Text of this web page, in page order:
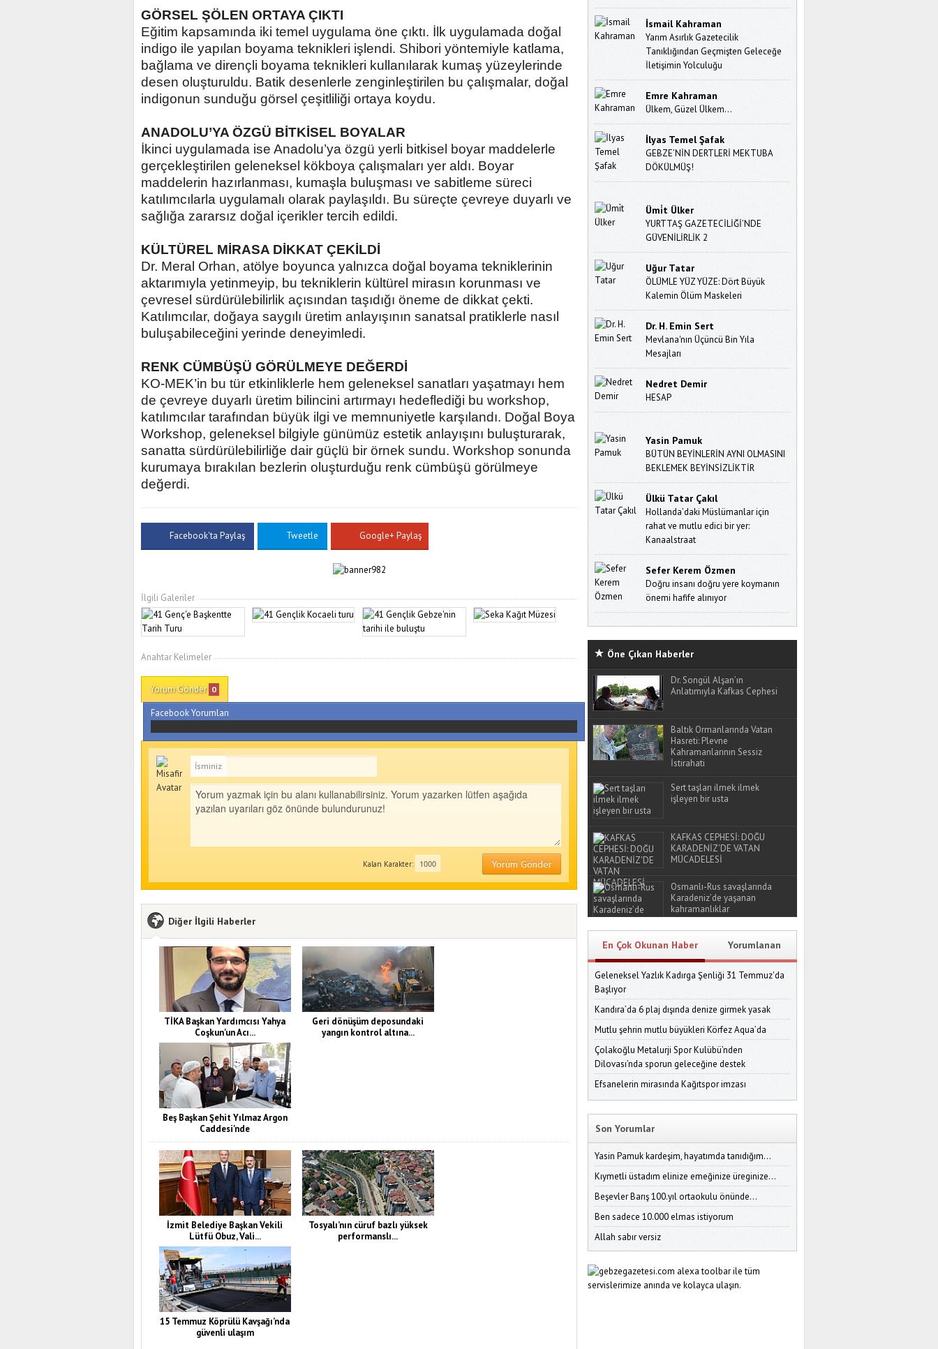
GÖRSEL ŞÖLEN ORTAYA ÇIKTI
Eğitim kapsamında iki temel uygulama öne çıktı. İlk uygulamada doğal
indigo ile yapılan boyama teknikleri işlendi. Shibori yöntemiyle katlama,
bağlama ve dirençli boyama teknikleri kullanılarak kumaş yüzeylerinde
desen oluşturuldu. Batik desenlerle zenginleştirilen bu çalışmalar, doğal
indigonun sunduğu görsel çeşitliliği ortaya koydu.
ANADOLU’YA ÖZGÜ BİTKİSEL BOYALAR
İkinci uygulamada ise Anadolu’ya özgü yerli bitkisel boyar maddelerle
gerçekleştirilen geleneksel kökboya çalışmaları yer aldı. Boyar
maddelerin hazırlanması, kumaşla buluşması ve sabitleme süreci
katılımcılarla uygulamalı olarak paylaşıldı. Bu süreçte çevreye duyarlı ve
sağlığa zararsız doğal içerikler tercih edildi.
KÜLTÜREL MİRASA DİKKAT ÇEKİLDİ
Dr. Meral Orhan, atölye boyunca yalnızca doğal boyama tekniklerinin
aktarımıyla yetinmeyip, bu tekniklerin kültürel mirasın korunması ve
çevresel sürdürülebilirlik açısından taşıdığı öneme de dikkat çekti.
Katılımcılar, doğaya saygılı üretim anlayışının sanatsal pratiklerle nasıl
buluşabileceğini yerinde deneyimledi.
RENK CÜMBÜŞÜ GÖRÜLMEYE DEĞERDİ
KO-MEK’in bu tür etkinliklerle hem geleneksel sanatları yaşatmayı hem
de çevreye duyarlı üretim bilincini artırmayı hedeflediği bu workshop,
katılımcılar tarafından büyük ilgi ve memnuniyetle karşılandı. Doğal Boya
Workshop, geleneksel bilgiyle günümüz estetik anlayışını buluşturarak,
sanatta sürdürülebilirliğe dair güçlü bir örnek sundu. Workshop sonunda
kurumaya bırakılan bezlerin oluşturduğu renk cümbüşü görülmeye
değerdi.
Facebook'ta Paylaş Tweetle Google+ Paylaş
İlgili Galeriler
Anahtar Kelimeler
Yorum Gönder 0
Facebook Yorumları
İsminiz
Yorum Gönder
Kalan Karakter:
Diğer İlgili Haberler
TİKA Başkan Yardımcısı Yahya
Coşkun'un Acı...
Geri dönüşüm deposundaki
yangın kontrol altına...
Beş Başkan Şehit Yılmaz Argon
Caddesi'nde
İzmit Belediye Başkan Vekili
Lütfü Obuz, Vali...
Tosyalı’nın cüruf bazlı yüksek
performanslı...
15 Temmuz Köprülü Kavşağı’nda
güvenli ulaşım
İsmail Kahraman
Yarım Asırlık Gazetecilik
Tanıklığından Geçmişten Geleceğe
İletişimin Yolculuğu
Emre Kahraman
Ülkem, Güzel Ülkem…
İlyas Temel Şafak
GEBZE’NİN DERTLERİ MEKTUBA
DÖKÜLMÜŞ!
Ümi̇t Ülker
YURTTAŞ GAZETECİLİĞİ’NDE
GÜVENİLİRLİK 2
Uğur Tatar
ÖLÜMLE YÜZ YÜZE: Dört Büyük
Kalemin Ölüm Maskeleri
Dr. H. Emin Sert
Mevlana'nın Üçüncü Bin Yıla
Mesajları
Nedret Demir
HESAP
Yasin Pamuk
BÜTÜN BEYİNLERİN AYNI OLMASINI
BEKLEMEK BEYİNSİZLİKTİR
Ülkü Tatar Çakıl
Hollanda’daki Müslümanlar için
rahat ve mutlu edici bir yer:
Kanaalstraat
Sefer Kerem Özmen
Doğru insanı doğru yere koymanın
önemi hafife alınıyor
Öne Çıkan Haberler
Dr. Songül Alşan’ın
Anlatımıyla Kafkas Cephesi
Baltık Ormanlarında Vatan
Hasreti: Plevne
Kahramanlarının Sessiz
İstirahati
Sert taşları ilmek ilmek
işleyen bir usta
KAFKAS CEPHESİ: DOĞU
KARADENİZ'DE VATAN
MÜCADELESİ
Osmanlı-Rus savaşlarında
Karadeniz’de yaşanan
kahramanlıklar
En Çok Okunan Haber Yorumlanan
Geleneksel Yazlık Kadırga Şenliği 31 Temmuz'da
Başlıyor
Kandıra’da 6 plaj dışında denize girmek yasak
Mutlu şehrin mutlu büyükleri Körfez Aqua’da
Çolakoğlu Metalurji Spor Kulübü’nden
Dilovası’nda sporun geleceğine destek
Efsanelerin mirasında Kağıtspor imzası
Son Yorumlar
Yasin Pamuk kardeşim, hayatımda tanıdığım...
Kıymetli üstadım elinize emeğinize üreginize...
Beşevler Barış 100.yıl ortaokulu önünde...
Ben sadece 10.000 elmas istiyorum
Allah sabır versiz